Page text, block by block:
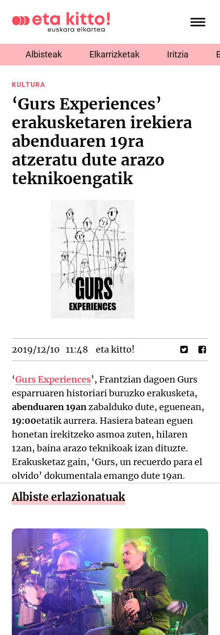
Albisteak Elkarrizketak Iritzia
KULTURA
‘Gurs Experiences’
erakusketaren irekiera
abenduaren 19ra
atzeratu dute arazo
teknikoengatik
2019/12/10 11:48 eta kitto!
‘Gurs Experiences’, Frantzian dagoen Gurs
esparruaren historiari buruzko erakusketa,
abenduaren 19anzabalduko dute, eguenean,
19:00etatik aurrera. Hasiera batean eguen
honetan irekitzeko asmoa zuten, hilaren
12an, baina arazo teknikoak izan dituzte.
Erakusketaz gain, ‘Gurs, un recuerdo para el
olvido’ dokumentala emango dute 19an.
Albiste erlazionatuak